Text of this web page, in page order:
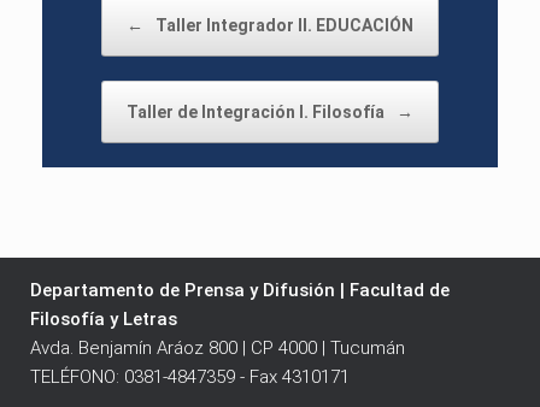
← Taller Integrador II. EDUCACIÓN
Taller de Integración I. Filosofía →
Departamento de Prensa y Difusión | Facultad de
Filosofía y Letras
Avda. Benjamín Aráoz 800 | CP 4000 | Tucumán
TELÉFONO: 0381-4847359 - Fax 4310171